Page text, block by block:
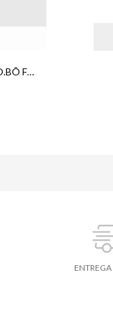
SHORTS BIA APALIS BO.BÔ FEMININO
ENTREGA